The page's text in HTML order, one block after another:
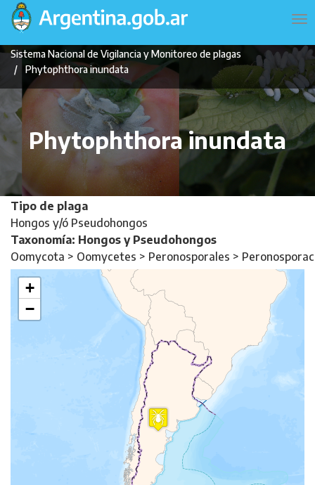
Pasar
contenido
principal
Navegación
principal
Sistema Nacional de Vigilancia y Monitoreo de plagas
Phytophthora inundata
Phytophthora inundata
Tipo de plaga
Hongos y/ó Pseudohongos
Taxonomía: Hongos y Pseudohongos
Oomycota > Oomycetes > Peronosporales >
+
−